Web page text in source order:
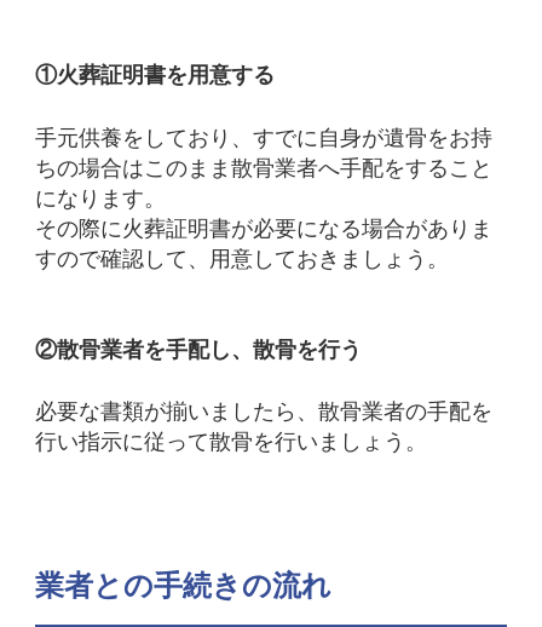
①火葬証明書を用意する
手元供養をしており、すでに自身が遺骨をお持
ちの場合はこのまま散骨業者へ手配をすること
になります。
その際に火葬証明書が必要になる場合がありま
すので確認して、用意しておきましょう。
②散骨業者を手配し、散骨を行う
必要な書類が揃いましたら、散骨業者の手配を
行い指示に従って散骨を行いましょう。
業者との手続きの流れ